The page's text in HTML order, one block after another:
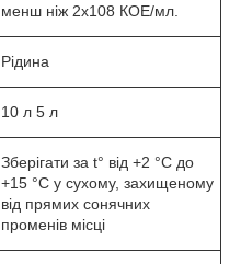
менш ніж 2х108 КОЕ/мл.
Рідина
10 л 5 л
Зберігати за t° від +2 °C до
+15 °C у сухому, захищеному
від прямих сонячних
променів місці